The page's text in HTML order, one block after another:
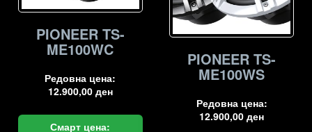
PIONEER TS-
ME100WC
Редовна цена:
12.900,00 ден
Смарт цена:
PIONEER TS-
ME100WS
Редовна цена:
12.900,00ден